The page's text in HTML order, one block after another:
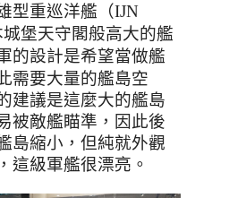
型重巡洋艦（IJN
城堡天守閣般高大的艦
的設計是希望當做艦
需要大量的艦島空
建議是這麼大的艦島
被敵艦瞄準，因此後
島縮小，但純就外觀
這級軍艦很漂亮。